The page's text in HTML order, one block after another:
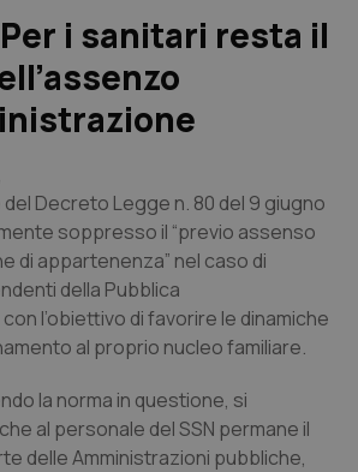
i sanitari resta il
del Decreto Legge n. 80 del 9 giugno
soppresso il “previo assenso
di appartenenza” nel caso di
della Pubblica
l’obiettivo di favorire le dinamiche
al proprio nucleo familiare.
la norma in questione, si
al personale del SSN permane il
delle Amministrazioni pubbliche,